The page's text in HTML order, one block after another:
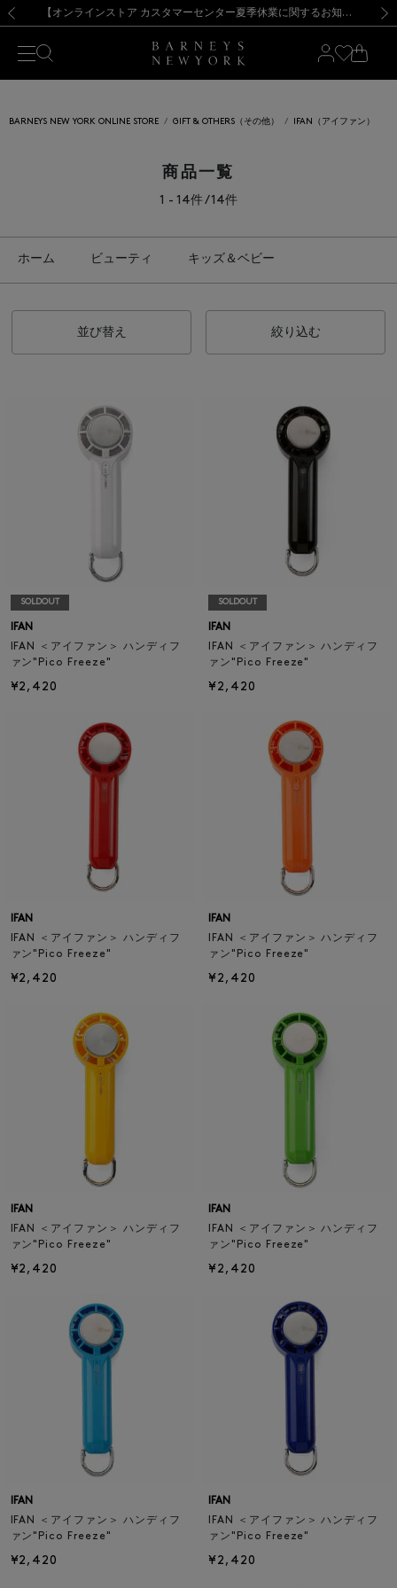
新規登録のお客様も対象！＜MY BARNEYS＞会員のお客様は11,000円（税込）以上のお買上げで常時送料無料！お買い物の際は会員登録を！
【夏季休業に伴う出荷一時停止のお知らせ】(2026.8.7) 【オンラインストア カスタマーセンター夏季休業に関するお知らせ】（2026.8.7）
【夏季休業に伴う返品・交換承り一時停止のお知らせ】（2026.8.5）
熊本県を中心とした地震の影響によるお荷物のお届けについて
【開催中】SUMMER SALEのご案内・ご注意事項 新規登録のお客様も対象！＜MY BARNEYS＞会員のお客様は11,000円（税込）以上のお買上げで常時送料無料！お買い物の際は会員登録を！
【夏季休業に伴う出荷一時停止のお知らせ】(2026.8.7)
BARNEYS NEW YORK ONLINE STORE GIFT & OTHERS（その他） IFAN（アイファン）
商品一覧
1 - 14件 / 14件
ホーム ビューティ キッズ＆ベビー
並び替え 絞り込む
SOLDOUT
IFAN
IFAN ＜アイファン＞ ハンディフ
ァン"Pico Freeze"
¥2,420
SOLDOUT
IFAN
IFAN ＜アイファン＞ ハンディフ
ァン"Pico Freeze"
¥2,420
IFAN
IFAN ＜アイファン＞ ハンディフ
ァン"Pico Freeze"
¥2,420
IFAN
IFAN ＜アイファン＞ ハンディフ
ァン"Pico Freeze"
¥2,420
IFAN
IFAN ＜アイファン＞ ハンディフ
ァン"Pico Freeze"
¥2,420
IFAN
IFAN ＜アイファン＞ ハンディフ
ァン"Pico Freeze"
¥2,420
IFAN
IFAN ＜アイファン＞ ハンディフ
ァン"Pico Freeze"
¥2,420
IFAN
IFAN ＜アイファン＞ ハンディフ
ァン"Pico Freeze"
¥2,420